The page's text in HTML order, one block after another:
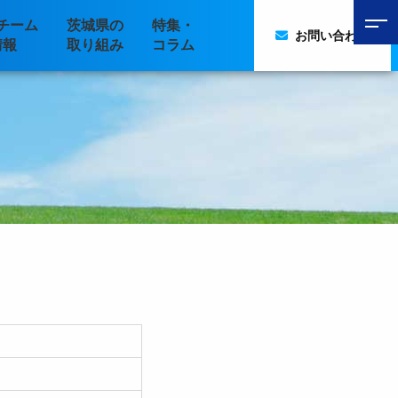
ーム
茨城県の
取り組み
特集・
コラム
お問い合わせ